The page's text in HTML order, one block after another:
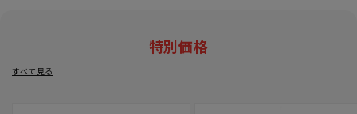
特別価格
すべて見る